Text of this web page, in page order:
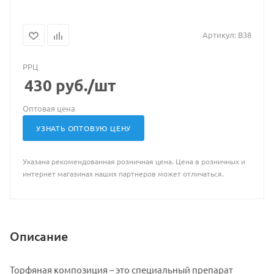
Артикул: B38
РРЦ
430 руб./шт
Оптовая цена
УЗНАТЬ ОПТОВУЮ ЦЕНУ
Указана рекомендованная розничная цена. Цена в розничных и
интернет магазинах наших партнеров может отличаться.
Описание
Торфяная композиция – это специальный препарат